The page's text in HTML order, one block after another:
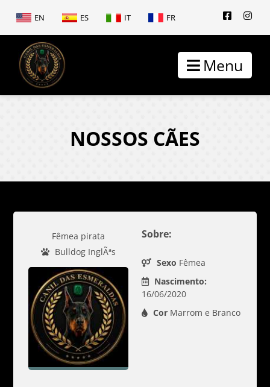
EN ES IT FR
Menu
NOSSOS CÃES
Fêmea pirata
Bulldog InglÃªs
Sobre:
Sexo Fêmea
Nascimento:
16/06/2020
CorMarrom e Branco